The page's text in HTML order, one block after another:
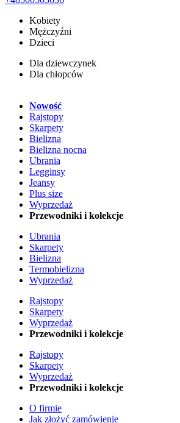
Kobiety
Mężczyźni
Dzieci
Dla dziewczynek
Dla chłopców
Nowość
Rajstopy
Skarpety
Bielizna
Bielizna nocna
Ubrania
Legginsy
Jeansy
Plus size
Wyprzedaż
Przewodniki i kolekcje
Ubrania
Skarpety
Bielizna
Termobielizna
Wyprzedaż
Rajstopy
Skarpety
Wyprzedaż
Przewodniki i kolekcje
Rajstopy
Skarpety
Wyprzedaż
Przewodniki i kolekcje
O firmie
Jak złożyć zamówienie